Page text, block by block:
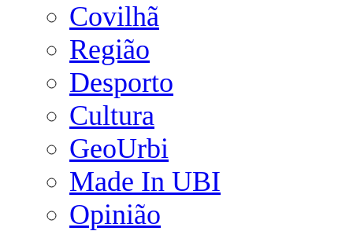
Covilhã
Região
Desporto
Cultura
GeoUrbi
Made In UBI
Opinião